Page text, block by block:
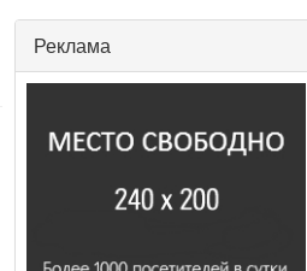
Реклама